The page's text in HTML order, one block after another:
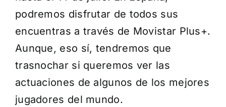
podremos disfrutar de todos sus
encuentras a través de Movistar Plus+.
Aunque, eso sí, tendremos que
trasnochar si queremos ver las
actuaciones de algunos de los mejores
jugadores del mundo.